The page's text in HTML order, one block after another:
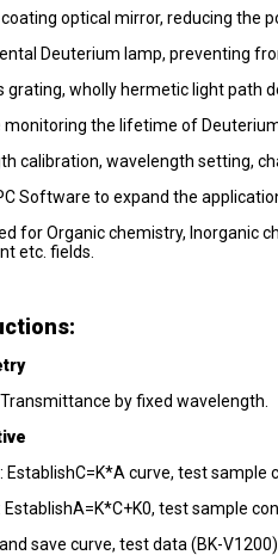
coating optical mirror, reducing the
Deuterium lamp, preventing
grating, wholly hermetic light path
the lifetime of
calibration, wavelength setting,
Software to expand the
for Organic chemistry, Inorganic
etc. fields.
by fixed wavelength.
EstablishC=K*A curve, test sample
EstablishA=K*C+K0, test sample
save curve, test data (BK-V1200).